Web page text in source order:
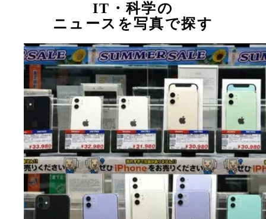
IT・科学の
ニュースを写真で探す